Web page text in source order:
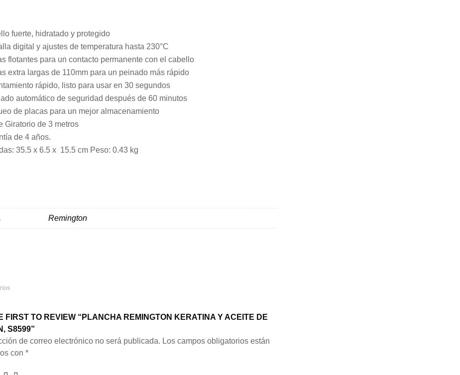
fuerte, hidratado y protegido
digital y ajustes de temperatura hasta 230°C
flotantes para un contacto permanente con el cabello
extra largas de 110mm para un peinado más rápido
rápido, listo para usar en 30 segundos
automático de seguridad después de 60 minutos
de placas para un mejor almacenamiento
Giratorio de 3 metros
de 4 años.
35.5 x 6.5 x 15.5 cm Peso: 0.43 kg
Remington
FIRST TO REVIEW “PLANCHA REMINGTON KERATINA Y ACEITE DE
S8599”
de correo electrónico no será publicada. Los campos obligatorios están
con *